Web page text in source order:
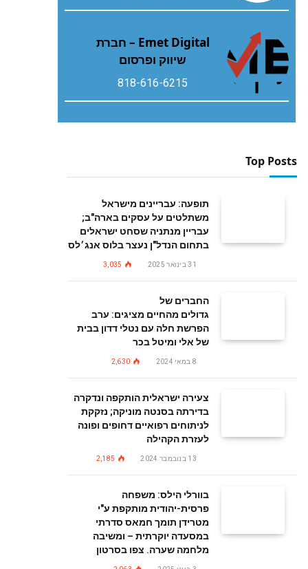
Emet Digital – חברת
שיווק ופרסום
818-616-6215
Top Posts
תופעה: עבריינים מישראל
משתלטים על עסקים בארה"ב;
עבריין מנתניה שסחט ישראלים
בתחום הנדל"ן נעצר בלוס אנג׳לס
31 בינואר 2025 3,035
החברים של
גדולים מהחיים מציגים: ערב
הפרשת חלה עם נטלי דדון בבית
של אלי ומיטל בכר
8 במאי 2024 2,630
צעירה ישראלית הותקפה ונדקרה
בדירתה בסנטה מוניקה; נזקקת
לניתוחים רפואיים דחופים ופונה
לעזרת הקהילה
13 בנובמבר 2024 2,185
בוורלי הילס: משפחה
פרסית-יהודית מותקפת ע"י
מטרידן תומך חמאס סדרתי
במסעדה יוקרתית – ומשיבה
מלחמה שערה. צפו בסרטון